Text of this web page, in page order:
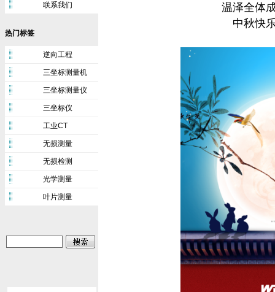
联系我们
热门标签
逆向工程
三坐标测量机
三坐标测量仪
三坐标仪
工业CT
无损测量
无损检测
光学测量
叶片测量
温泽全体
中秋快